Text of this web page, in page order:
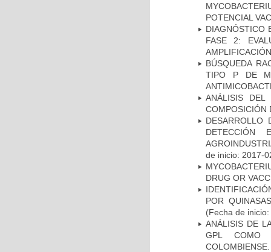
POTENCIAL
DIAGNÓSTICO
FASE 2:
BÚSQUEDA
TIPO P DE
ANÁLISIS DEL
COMPOSICIÓN
DESARROLLO
DETECCIÓN
de inicio: 2017-
DRUG OR
POR
(Fecha de
ANÁLISIS DE
GPL COMO
COLOMBIENSE.